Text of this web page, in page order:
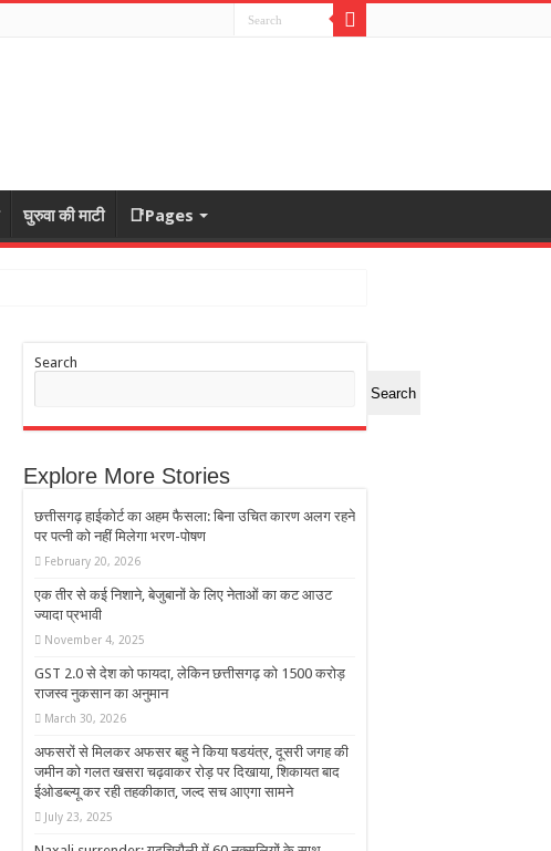
घुरुवा की माटी 📑Pages
Search
Search
Explore More Stories
छत्तीसगढ़ हाईकोर्ट का अहम फैसला: बिना उचित कारण अलग रहने
पर पत्नी को नहीं मिलेगा भरण-पोषण
February 20, 2026
एक तीर से कई निशाने, बेजुबानों के लिए नेताओं का कट आउट
ज्यादा प्रभावी
November 4, 2025
GST 2.0 से देश को फायदा, लेकिन छत्तीसगढ़ को 1500 करोड़
राजस्व नुकसान का अनुमान
March 30, 2026
अफसरों से मिलकर अफसर बहु ने किया षडयंत्र, दूसरी जगह की
जमीन को गलत खसरा चढ़वाकर रोड़ पर दिखाया, शिकायत बाद
ईओडब्ल्यू कर रही तहकीकात, जल्द सच आएगा सामने
July 23, 2025